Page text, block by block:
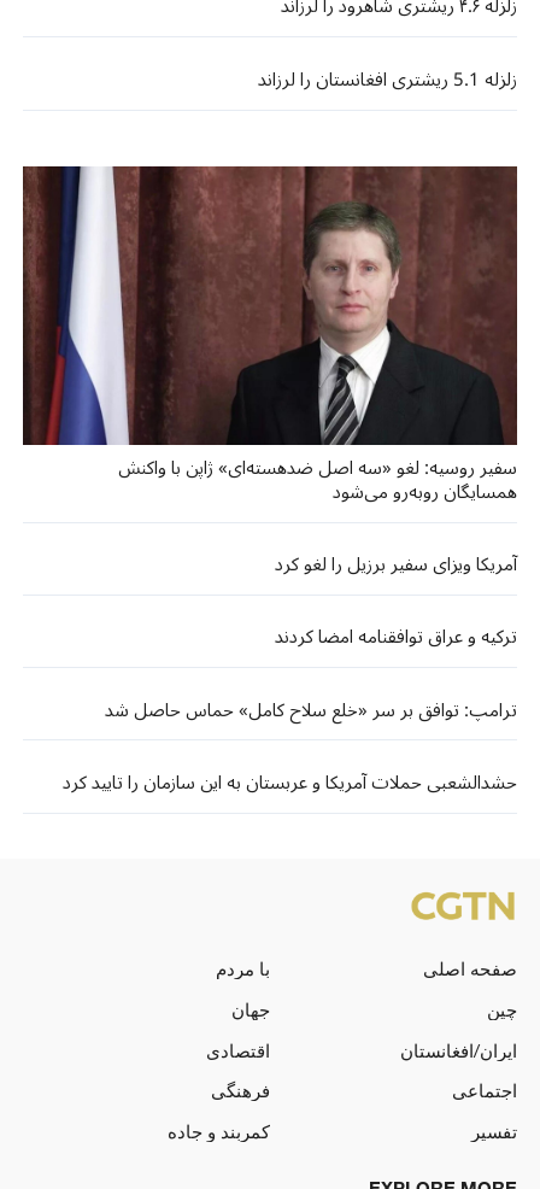
زلزله 5.1 ریشتری افغانستان را لرزاند
سفیر روسیه: لغو «سه اصل ضد‌هسته‌ای» ژاپن با واکنش
همسایگان روبه‌رو می‌شود
آمریکا ویزای سفیر برزیل را لغو کرد
ترکیه و عراق توافقنامه امضا کردند
ترامپ: توافق بر سر «خلع سلاح کامل» حماس حاصل شد
حشدالشعبی حملات آمریکا و عربستان به این سازمان را تایید کرد
صفحه اصلی
با مردم
چین
جهان
ایران/افغانستان
اقتصادی
اجتماعی
فرهنگی
تفسیر
کمربند و جاده